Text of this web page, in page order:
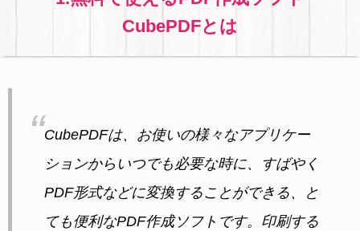
CubePDFとは
CubePDFは、お使いの様々なアプリケー
ションからいつでも必要な時に、すばやく
PDF形式などに変換することができる、と
ても便利なPDF作成ソフトです。印刷する